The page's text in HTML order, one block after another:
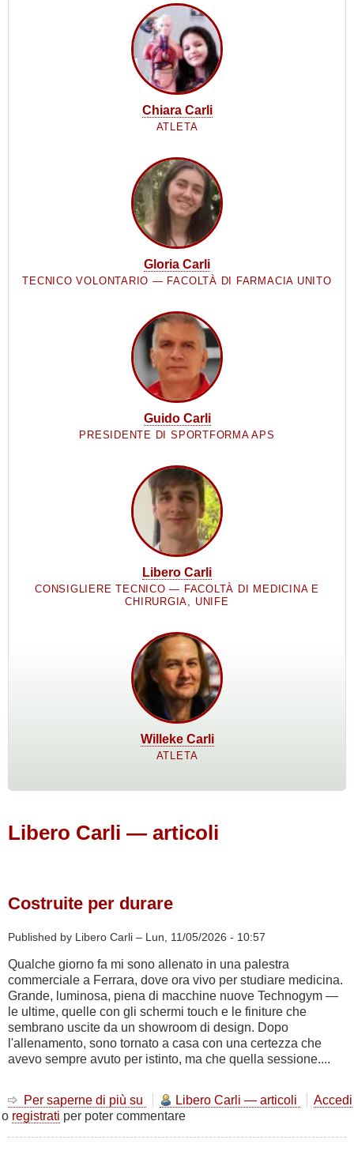
Chiara Carli
ATLETA
Gloria Carli
TECNICO VOLONTARIO — FACOLTÀ DI FARMACIA UNITO
Guido Carli
PRESIDENTE DI SPORTFORMA APS
Libero Carli
CONSIGLIERE TECNICO — FACOLTÀ DI MEDICINA E
CHIRURGIA, UNIFE
Willeke Carli
ATLETA
Libero Carli — articoli
Costruite per durare
Published by Libero Carli – Lun, 11/05/2026 - 10:57
Qualche giorno fa mi sono allenato in una palestra
commerciale a Ferrara, dove ora vivo per studiare medicina.
Grande, luminosa, piena di macchine nuove Technogym —
le ultime, quelle con gli schermi touch e le finiture che
sembrano uscite da un showroom di design. Dopo
l'allenamento, sono tornato a casa con una certezza che
avevo sempre avuto per istinto, ma che quella sessione....
Per saperne di più su
Costruite
per
Libero Carli — articoli
Accedi
o registrati per poter commentare